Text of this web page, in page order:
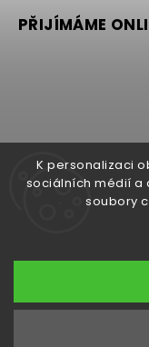
K personalizaci
sociálních médií a
soubory
PŘIJÍMÁME
Grafický
Odstoupit od